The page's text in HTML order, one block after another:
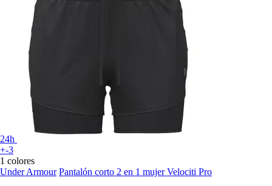
24h
+-3
1 colores
Under Armour Pantalón corto 2 en 1 mujer Velociti Pro